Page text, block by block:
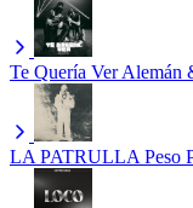
Te Quería Ver Alemán
LA PATRULLA Peso